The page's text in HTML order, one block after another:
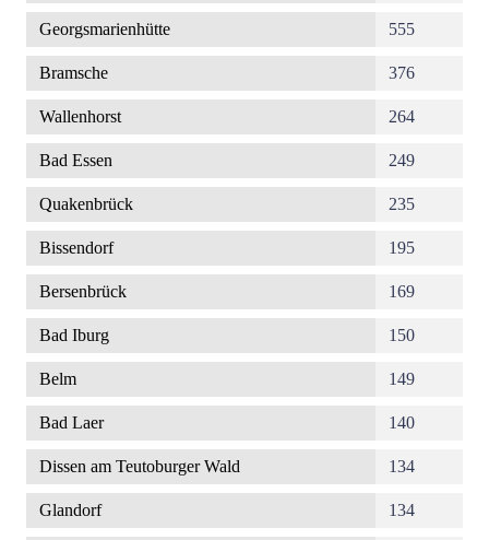
Georgsmarienhütte 555
Bramsche 376
Wallenhorst 264
Bad Essen 249
Quakenbrück 235
Bissendorf 195
Bersenbrück 169
Bad Iburg 150
Belm 149
Bad Laer 140
Dissen am Teutoburger Wald 134
Glandorf 134